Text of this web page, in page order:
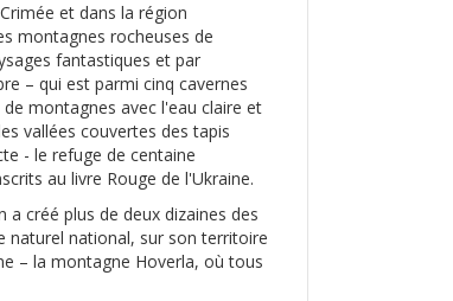
et dans la région
montagnes rocheuses de
fantastiques et par
– qui est parmi cinq cavernes
montagnes avec l'eau claire et
vallées couvertes des tapis
- le refuge de centaine
au livre Rouge de l'Ukraine.
créé plus de deux dizaines des
naturel national, sur son territoire
– la montagne Hoverla, où tous